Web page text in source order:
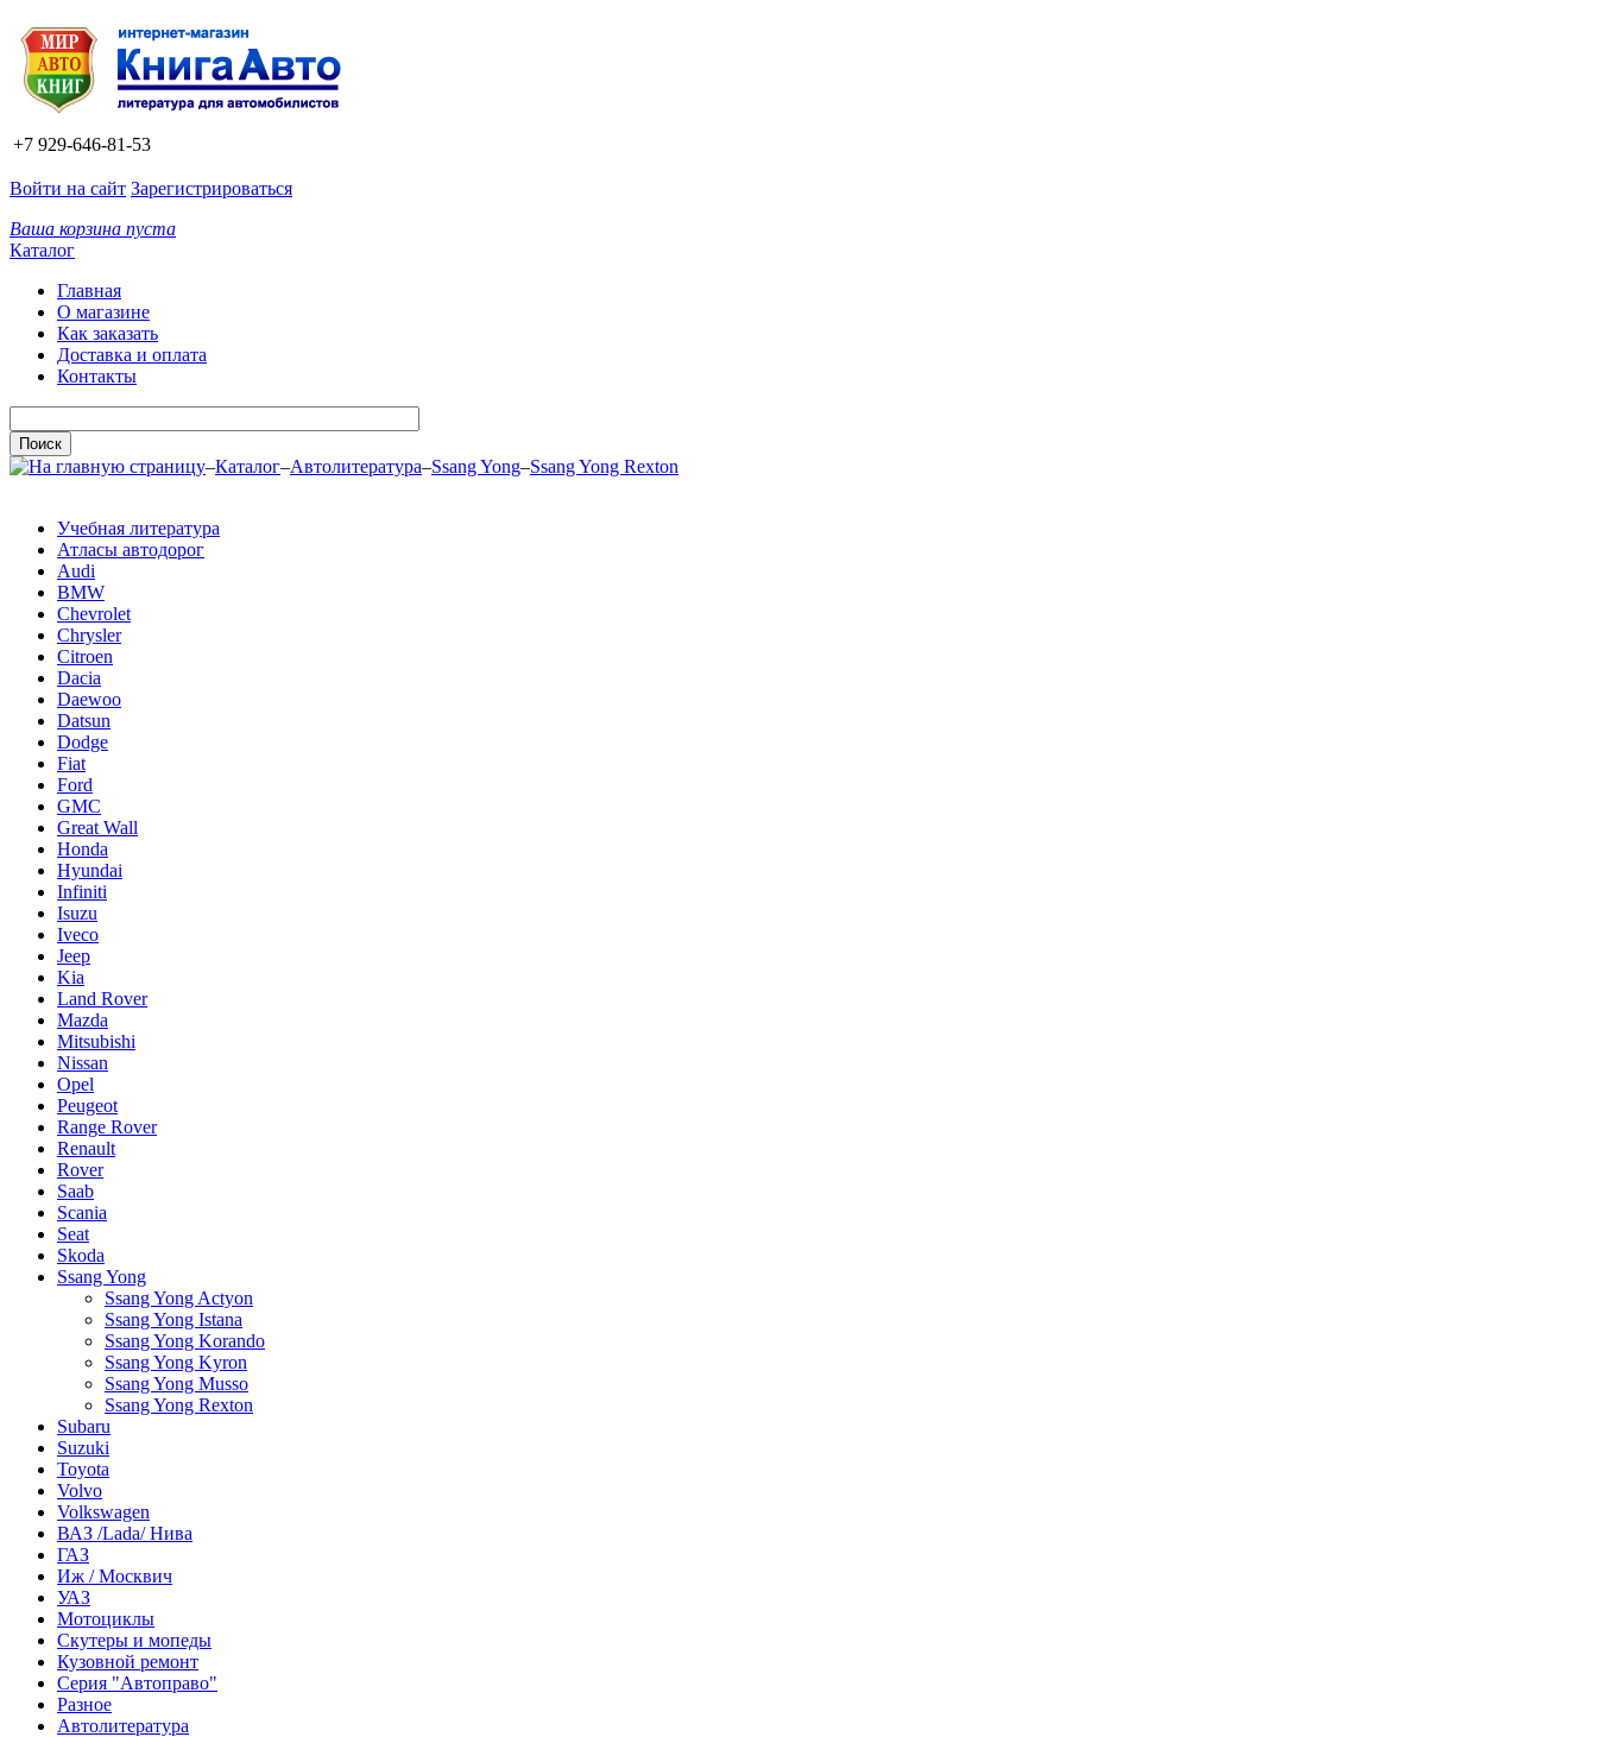
+7 929-646-81-53
Войти на сайт Зарегистрироваться
Ваша корзина пуста
Каталог
Главная
О магазине
Как заказать
Доставка и оплата
Контакты
–Каталог–Автолитература–Ssang Yong–Ssang Yong Rexton
Учебная литература
Атласы автодорог
Audi
BMW
Chevrolet
Chrysler
Citroen
Dacia
Daewoo
Datsun
Dodge
Fiat
Ford
GMC
Great Wall
Honda
Hyundai
Infiniti
Isuzu
Iveco
Jeep
Kia
Land Rover
Mazda
Mitsubishi
Nissan
Opel
Peugeot
Range Rover
Renault
Rover
Saab
Scania
Seat
Skoda
Ssang Yong
Ssang Yong Actyon
Ssang Yong Istana
Ssang Yong Korando
Ssang Yong Kyron
Ssang Yong Musso
Ssang Yong Rexton
Subaru
Suzuki
Toyota
Volvo
Volkswagen
ВАЗ /Lada/ Нива
ГАЗ
Иж / Москвич
УАЗ
Мотоциклы
Скутеры и мопеды
Кузовной ремонт
Серия "Автоправо"
Разное
Автолитература